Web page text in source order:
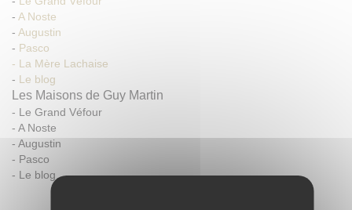
- A Noste
- Augustin
- Pasco
- La Mère Lachaise
- Le blog
Les Maisons de Guy Martin
- Le Grand Véfour
- A Noste
- Augustin
- Pasco
- Le blog